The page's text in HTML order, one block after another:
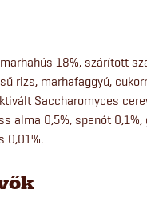
18%, szárított
rizs, marhafaggyú,
Saccharomyces
alma 0,5%, spenót 0,1%,
0,01%.